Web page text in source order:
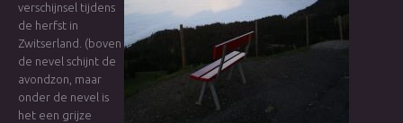
verschijnsel tijdens
de herfst in
Zwitserland. (boven
de nevel schijnt de
avondzon, maar
onder de nevel is
het een grijze